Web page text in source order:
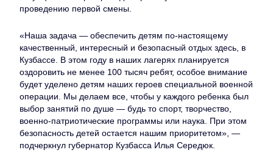
проведению первой смены.
«Наша задача — обеспечить детям по‑настоящему
качественный, интересный и безопасный отдых здесь, в
Кузбассе. В этом году в наших лагерях планируется
оздоровить не менее 100 тысяч ребят, особое внимание
будет уделено детям наших героев специальной военной
операции. Мы делаем все, чтобы у каждого ребенка был
выбор занятий по душе — будь то спорт, творчество,
военно-патриотические программы или наука. При этом
безопасность детей остается нашим приоритетом», —
подчеркнул губернатор Кузбасса Илья Середюк.